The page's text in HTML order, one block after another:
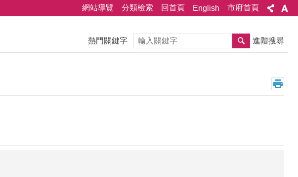
網站導覽 分類檢索 回首頁 English 市府首頁
熱門關鍵字 搜尋 進階搜尋